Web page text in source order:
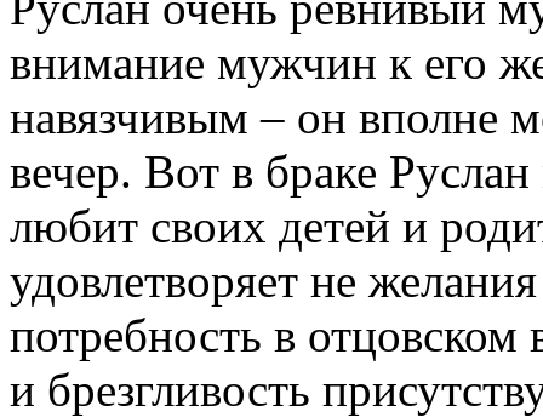
внимание мужчин к его
навязчивым – он вполне
вечер. Вот в браке
любит своих детей и
удовлетворяет не
потребность в
и брезгливость